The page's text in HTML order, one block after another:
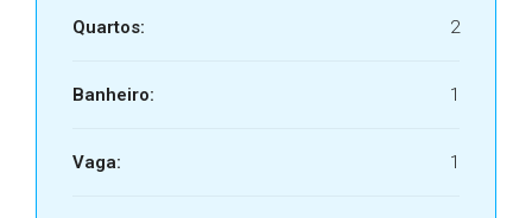
Quartos: 2
Banheiro: 1
Vaga: 1